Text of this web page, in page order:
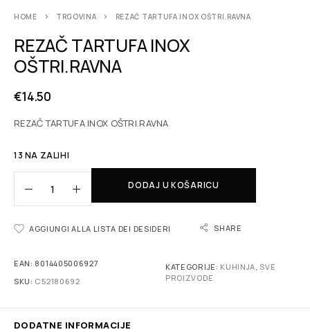
HOME TRGOVINA REZAČ TARTUFA INOX OŠTRI.RAVNA
REZAČ TARTUFA INOX
OŠTRI.RAVNA
€14.50
REZAČ TARTUFA INOX OŠTRI.RAVNA
13 NA ZALIHI
DODAJ U KOŠARICU
AGGIUNGI ALLA LISTA DEI DESIDERI SHARE
EAN: 8014405006927
SKU: C52180692
KATEGORIJE: KUHINJA, SVE
PROIZVODE
DODATNE INFORMACIJE